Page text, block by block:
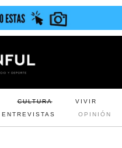
CULTURA
VIVIR
ENTREVISTAS OPINIÓN